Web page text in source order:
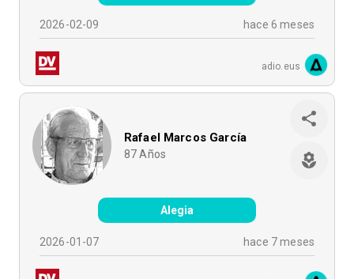
2026-02-09 hace 6 meses
adio.eus
Rafael Marcos García
87 Años
Alegia
2026-01-07 hace 7 meses